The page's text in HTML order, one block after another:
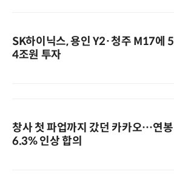
SK하이닉스, 용인 Y2·청주 M17에 5
4조원 투자
창사 첫 파업까지 갔던 카카오…연봉
6.3% 인상 합의